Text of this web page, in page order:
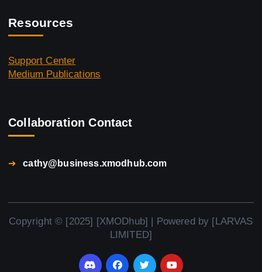
Resources
Support Center
Medium Publications
Collaboration Contact
➔ cathy@business.xmodhub.com
Copyright © [2025] [XMODhub] | Powered by [LARVAS
LIMITED]